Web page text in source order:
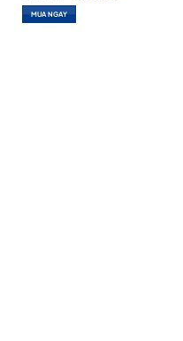
là:
1,790,000₫.
MUA NGAY